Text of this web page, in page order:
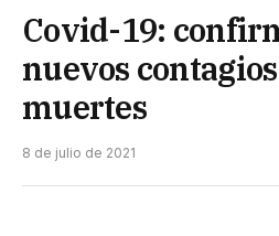
Covid-19:
nuevos
muertes
8 de julio de 2021